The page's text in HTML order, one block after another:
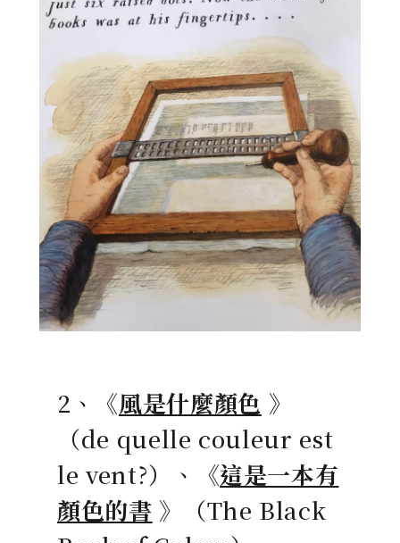
2、《風是什麼顏色 》
（de quelle couleur est
le vent?）、《這是一本有
顏色的書 》（The Black